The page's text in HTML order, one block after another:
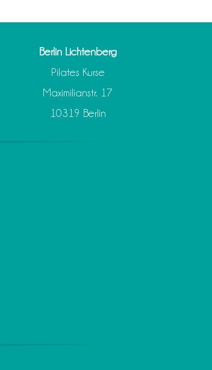
Berlin Lichtenberg
Pilates Kurse
Maximilianstr. 17
10319 Berlin